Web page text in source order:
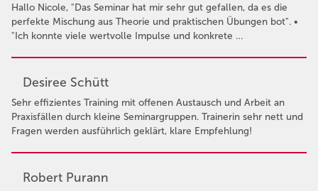
Hallo Nicole, "Das Seminar hat mir sehr gut gefallen, da es die
perfekte Mischung aus Theorie und praktischen Übungen bot". •
"Ich konnte viele wertvolle Impulse und konkrete …
Desiree Schütt
Sehr effizientes Training mit offenen Austausch und Arbeit an
Praxisfällen durch kleine Seminargruppen. Trainerin sehr nett und
Fragen werden ausführlich geklärt, klare Empfehlung!
Robert Purann